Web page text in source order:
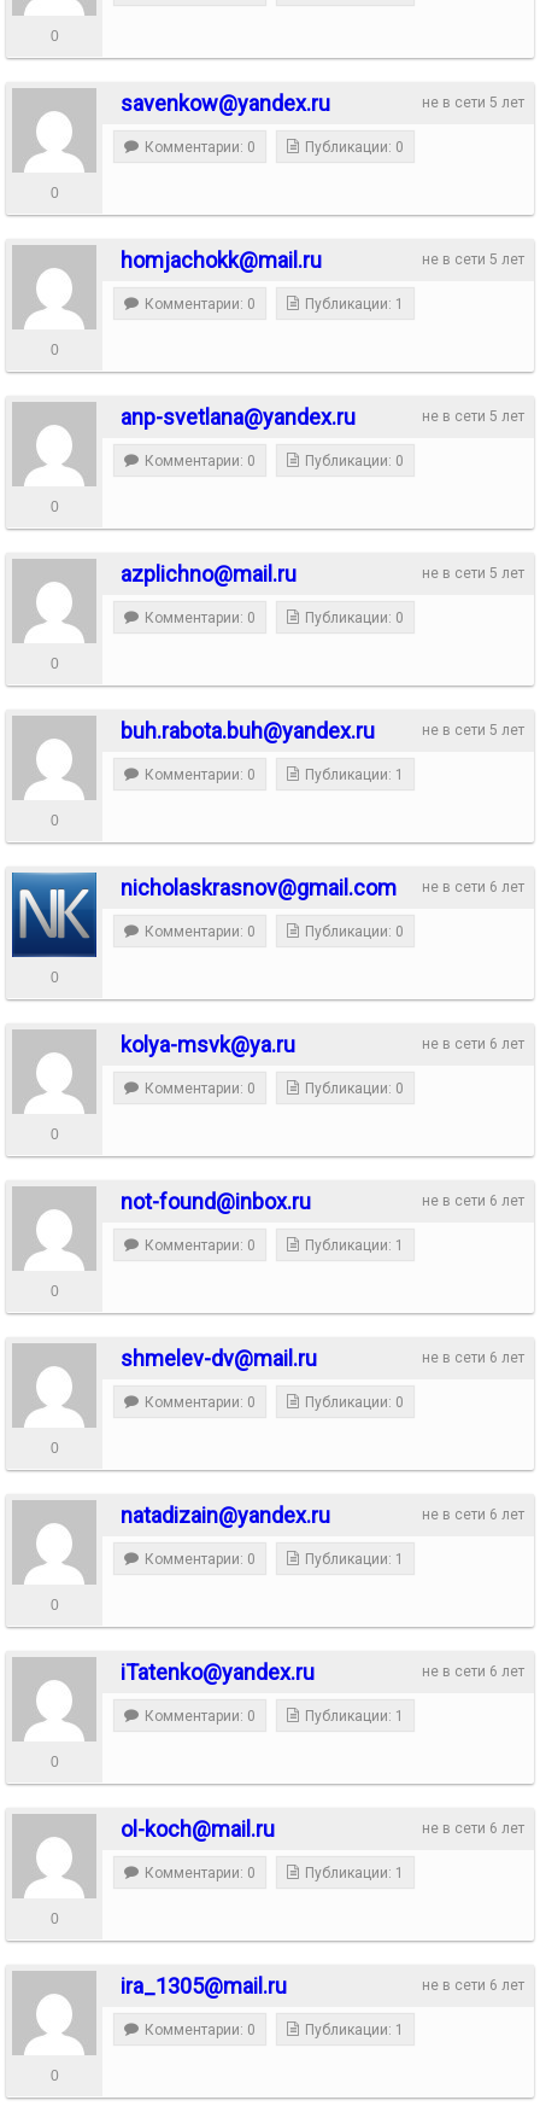
0
не в сети 5 лет
savenkow@yandex.ru
0
Комментарии: 0 Публикации: 0
не в сети 5 лет
homjachokk@mail.ru
0
Комментарии: 0 Публикации: 1
не в сети 5 лет
anp-svetlana@yandex.ru
0
Комментарии: 0 Публикации: 0
не в сети 5 лет
azplichno@mail.ru
0
Комментарии: 0 Публикации: 0
не в сети 5 лет
buh.rabota.buh@yandex.ru
0
Комментарии: 0 Публикации: 1
не в сети 6 лет
nicholaskrasnov@gmail.com
0
Комментарии: 0 Публикации: 0
не в сети 6 лет
kolya-msvk@ya.ru
0
Комментарии: 0 Публикации: 0
не в сети 6 лет
not-found@inbox.ru
0
Комментарии: 0 Публикации: 1
не в сети 6 лет
shmelev-dv@mail.ru
0
Комментарии: 0 Публикации: 0
не в сети 6 лет
natadizain@yandex.ru
0
Комментарии: 0 Публикации: 1
не в сети 6 лет
iTatenko@yandex.ru
0
Комментарии: 0 Публикации: 1
не в сети 6 лет
ol-koch@mail.ru
0
Комментарии: 0 Публикации: 1
не в сети 6 лет
ira_1305@mail.ru
0
Комментарии: 0 Публикации: 1